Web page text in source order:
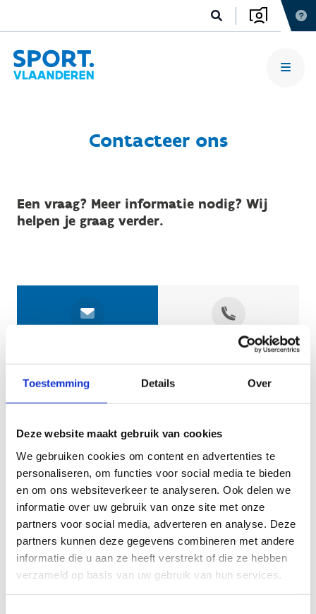
Toestemming Details Over
Deze website maakt gebruik van cookies
We gebruiken cookies om content en advertenties te
personaliseren, om functies voor social media te bieden
en om ons websiteverkeer te analyseren. Ook delen we
informatie over uw gebruik van onze site met onze
partners voor social media, adverteren en analyse. Deze
partners kunnen deze gegevens combineren met andere
informatie die u aan ze heeft verstrekt of die ze hebben
verzameld op basis van uw gebruik van hun services.
Contacteer ons
Een vraag? Meer informatie nodig? Wij
helpen je graag verder.
Geef aan tot welk domein jouw vraag behoort
KIES EEN DOMEIN
Jouw vraag